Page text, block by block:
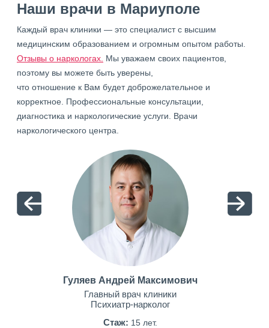
Наши врачи в Мариуполе
Каждый врач клиники — это специалист с высшим
медицинским образованием и огромным опытом работы.
Отзывы о наркологах. Мы уважаем своих пациентов,
поэтому вы можете быть уверены,
что отношение к Вам будет доброжелательное и
корректное. Профессиональные консультации,
диагностика и наркологические услуги. Врачи
наркологического центра.
Гуляев Андрей Максимович
Главный врач клиники
Психиатр-нарколог
Стаж: 15 лет.